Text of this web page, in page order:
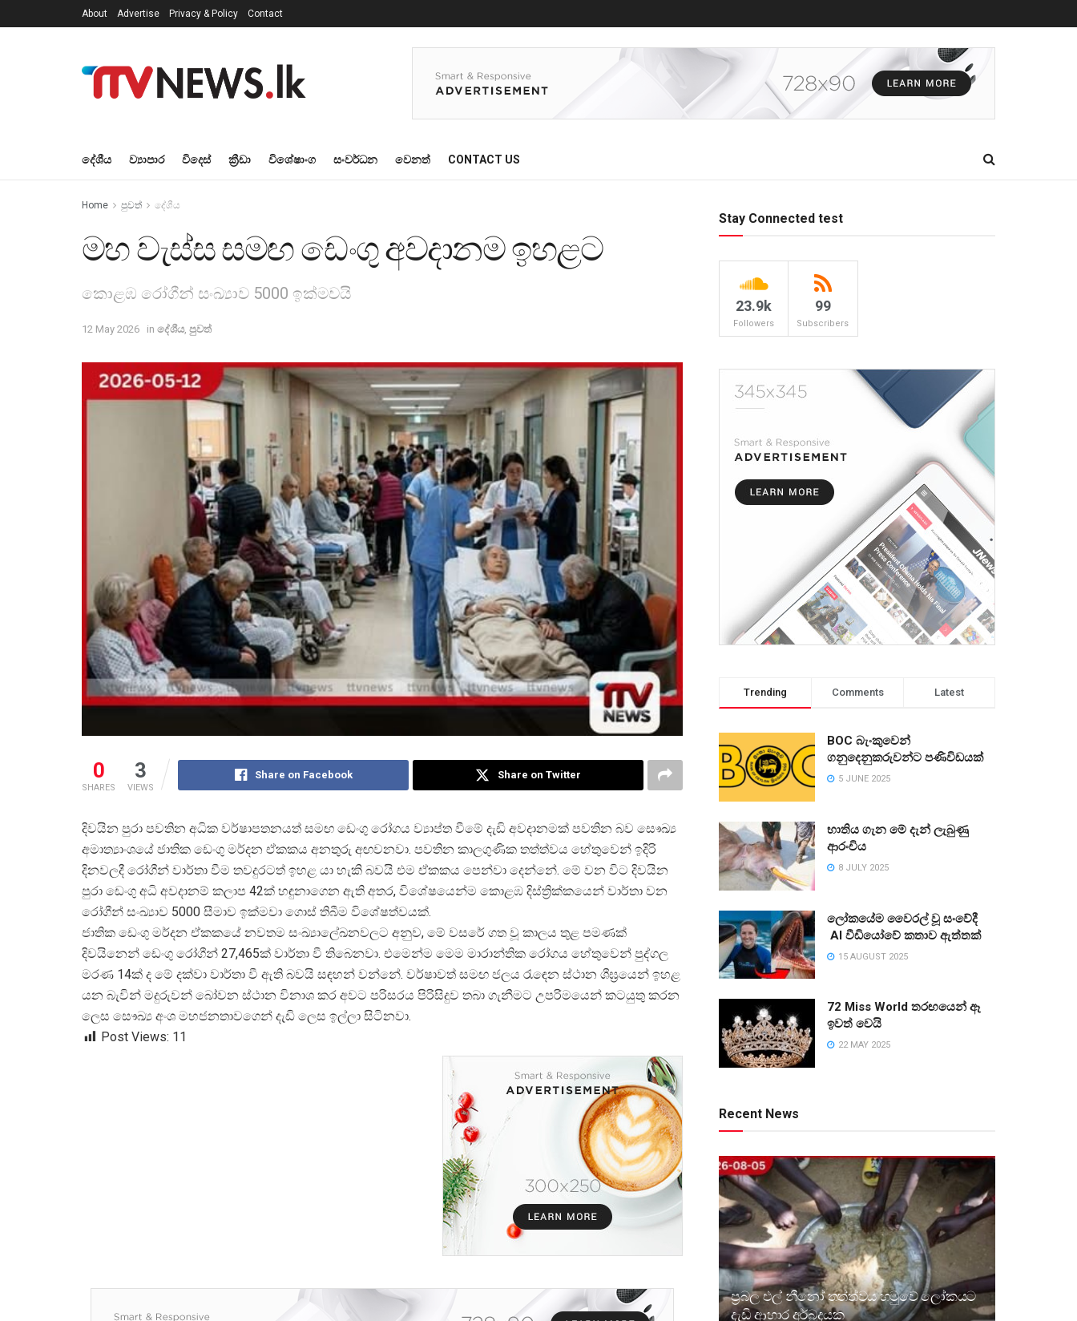
About Advertise Privacy & Policy Contact
දේශීය ව්‍යාපාර විදෙස් ක්‍රීඩා විශේෂාංග සංවර්ධන වෙනත් CONTACT US
Home පුවත් දේශීය
මහ වැස්ස සමඟ ඩෙංගු අවදානම ඉහළට
කොළඹ රෝගීන් සංඛ්‍යාව 5000 ඉක්මවයි
12 May 2026 in දේශීය, පුවත්
0
SHARES
3
VIEWS
Share on Facebook Share on Twitter
දිවයින පුරා පවතින අධික වර්ෂාපතනයත් සමඟ ඩෙංගු රෝගය ව්යාප්ත වීමේ දැඩි අවදානමක් පවතින බව සෞඛ්
අමාත්යාංශයේ ජාතික ඩෙංගු මර්දන ඒකකය අනතුරු අඟවනවා. පවතින කාලගුණික තත්ත්වය හේතුවෙන් ඉදිරි
දිනවලදී රෝගීන් වාර්තා වීම තවදුරටත් ඉහළ යා හැකි බවයි එම ඒකකය පෙන්වා දෙන්නේ. මේ වන විට දිවයින
පුරා ඩෙංගු අධි අවදානම් කලාප 42ක් හඳුනාගෙන ඇති අතර, විශේෂයෙන්ම කොළඹ දිස්ත්රික්කයෙන් වාර්තා වන
රෝගීන් සංඛ්යාව 5000 සීමාව ඉක්මවා ගොස් තිබීම විශේෂත්වයක්.
ජාතික ඩෙංගු මර්දන ඒකකයේ නවතම සංඛ්යාලේඛනවලට අනුව, මේ වසරේ ගත වූ කාලය තුළ පමණක්
දිවයිනෙන් ඩෙංගු රෝගීන් 27,465ක් වාර්තා වී තිබෙනවා. එමෙන්ම මෙම මාරාන්තික රෝගය හේතුවෙන් පුද්ගල
මරණ 14ක් ද මේ දක්වා වාර්තා වී ඇති බවයි සඳහන් වන්නේ. වර්ෂාවත් සමඟ ජලය රැඳෙන ස්ථාන ශීඝ්රයෙන් ඉහළ
යන බැවින් මදුරුවන් බෝවන ස්ථාන විනාශ කර අවට පරිසරය පිරිසිදුව තබා ගැනීමට උපරිමයෙන් කටයුතු කරන
ලෙස සෞඛ් ය අංශ මහජනතාවගෙන් දැඩි ලෙස ඉල්ලා සිටිනවා.
Post Views: 11
Stay Connected test
23.9k
Followers
99
Subscribers
Trending Comments Latest
BOC බැංකුවෙන්
ගනුදෙනුකරුවන්ට පණිවිඩයක්
5 JUNE 2025
භාතිය ගැන මේ දැන් ලැබුණු
ආරංචිය
8 JULY 2025
ලෝකයේම වෛරල් වූ සංවේදී
AI වීඩියෝවේ කතාව ඇත්තක්
15 AUGUST 2025
72 Miss World තරඟයෙන් ඈ
ඉවත් වෙයි
22 MAY 2025
Recent News
ප්‍රබල එල් නීනෝ තත්ත්වය හමුවේ ලෝකයට
දැඩි ආහාර අර්බුදයක